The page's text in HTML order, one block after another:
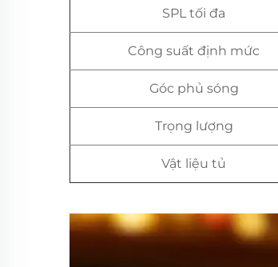
SPL tối đa
Công suất định mức
Góc phủ sóng
Trọng lượng
Vật liệu tủ